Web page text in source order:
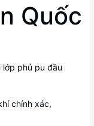
Quốc
phủ pu đầu
chính xác,